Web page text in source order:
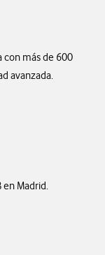
las
desde
adoptada
con más de 600
avanzada.
Madrid.